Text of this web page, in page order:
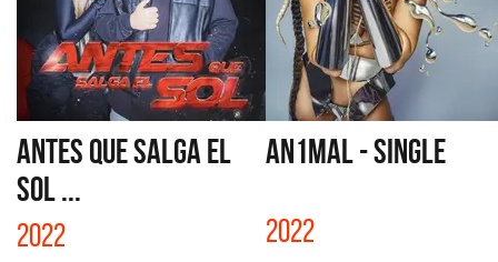
ANTES QUE SALGA EL
SOL ...
2022
AN1MAL - SINGLE
2022